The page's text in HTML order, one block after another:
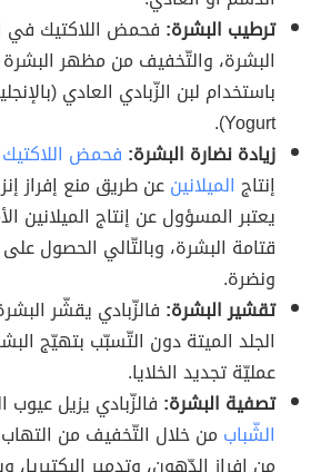
ترطيب البشرة: فحمض اللاكتيك في
البشرة، والتّخفيف من مظهر البشرة
Yogurt).
زيادة نضارة البشرة: فحمض اللاكتيك
إنتاج الميلانينعن طريق منع إفراز
يعتبر المسؤول عن إنتاج الميلانين
قتامة البشرة، وبالتّالي الحصول
ونضرة.
تقشير البشرة: فالزّبادي يقشّر
الجلد الميتة دون التّسبّب بتهيّج
عمليّة تجديد الخلايا.
تصفية البشرة: فالزّبادي يزيل
الشّباب من خلال التّخفيف من التهاب